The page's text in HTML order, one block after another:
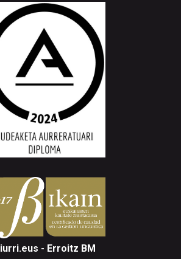
- Erroitz BM